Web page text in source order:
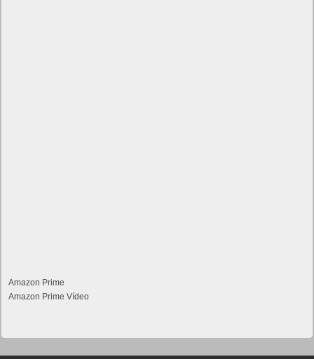
Amazon Prime
Amazon Prime Vídeo